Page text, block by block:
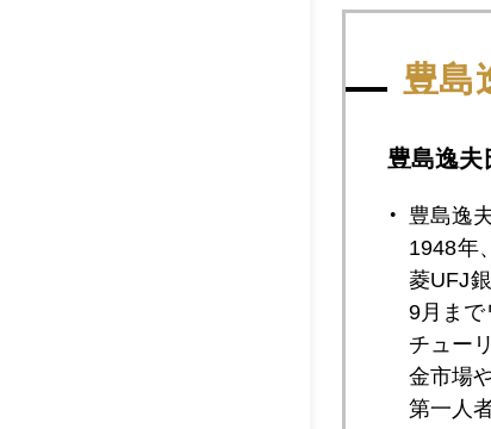
2012年
2012年
豊島
豊島逸夫
豊島逸
1948年
菱UFJ
9月ま
チュー
金市場
第一人